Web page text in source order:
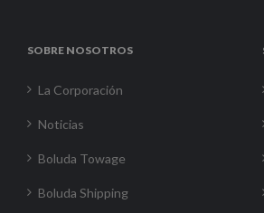
SOBRE NOSOTROS
La Corporación
Noticias
Boluda Towage
Boluda Shipping